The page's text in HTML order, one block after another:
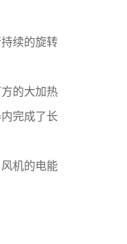
续的旋转
的大加热
完成了长
机的电能